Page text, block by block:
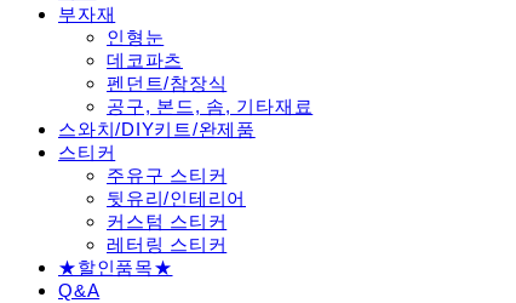
부자재
인형눈
데코파츠
펜던트/참장식
공구, 본드, 솜, 기타재료
스와치/DIY키트/완제품
스티커
주유구 스티커
뒷유리/인테리어
커스텀 스티커
레터링 스티커
★할인품목★
Q&A